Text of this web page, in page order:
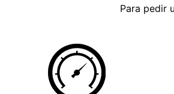
Para pedir